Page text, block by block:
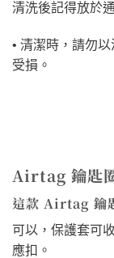
清洗後記得放於
• 清潔時，請勿
受損。
Airtag 鑰匙
這款 Airtag 鑰
可以，保護套可
應扣。